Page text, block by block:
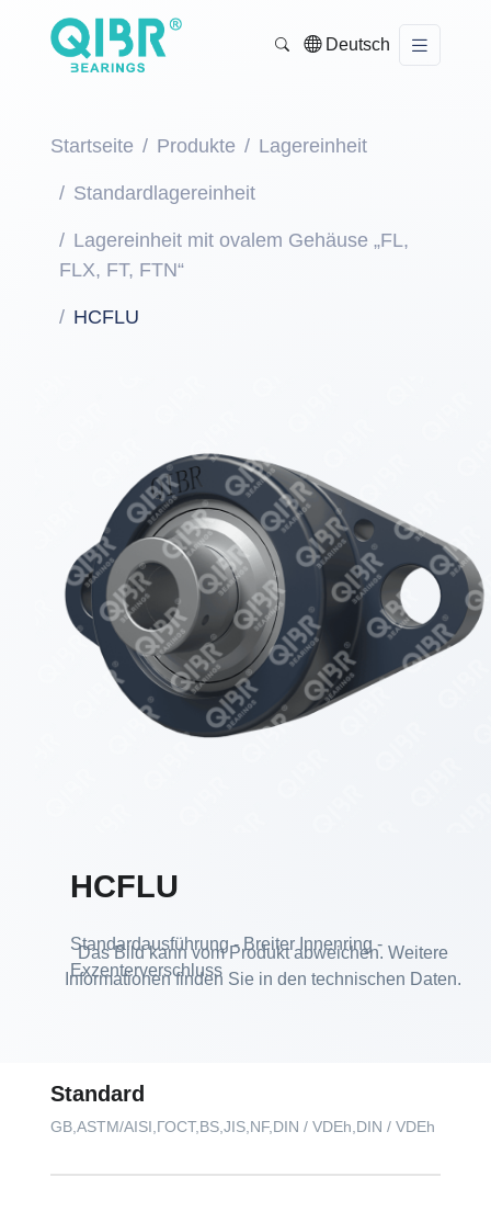
Deutsch
Startseite Produkte Lagereinheit
Standardlagereinheit
Lagereinheit mit ovalem Gehäuse „FL,
FLX, FT, FTN“
HCFLU
Das Bild kann vom Produkt abweichen. Weitere
Informationen finden Sie in den technischen Daten.
HCFLU
Standardausführung - Breiter Innenring -
Exzenterverschluss
Standard
GB,ASTM/AISI,ГОСТ,BS,JIS,NF,DIN / VDEh,DIN / VDEh